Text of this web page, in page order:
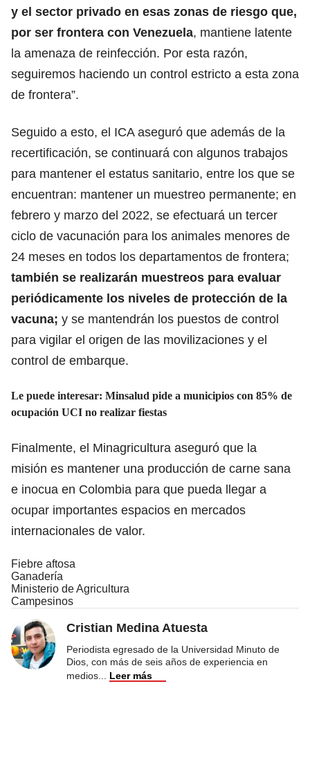
y el sector privado en esas zonas de riesgo que,
por ser frontera con Venezuela, mantiene latente
la amenaza de reinfección. Por esta razón,
seguiremos haciendo un control estricto a esta zona
de frontera”.
Seguido a esto, el ICA aseguró que además de la
recertificación, se continuará con algunos trabajos
para mantener el estatus sanitario, entre los que se
encuentran: mantener un muestreo permanente; en
febrero y marzo del 2022, se efectuará un tercer
ciclo de vacunación para los animales menores de
24 meses en todos los departamentos de frontera;
también se realizarán muestreos para evaluar
periódicamente los niveles de protección de la
vacuna; y se mantendrán los puestos de control
para vigilar el origen de las movilizaciones y el
control de embarque.
Le puede interesar: Minsalud pide a municipios con 85% de
ocupación UCI no realizar fiestas
Finalmente, el Minagricultura aseguró que la
misión es mantener una producción de carne sana
e inocua en Colombia para que pueda llegar a
ocupar importantes espacios en mercados
internacionales de valor.
Fiebre aftosa
Ganadería
Ministerio de Agricultura
Campesinos
Cristian Medina Atuesta
Periodista egresado de la Universidad Minuto de
Dios, con más de seis años de experiencia en
medios
Leer más